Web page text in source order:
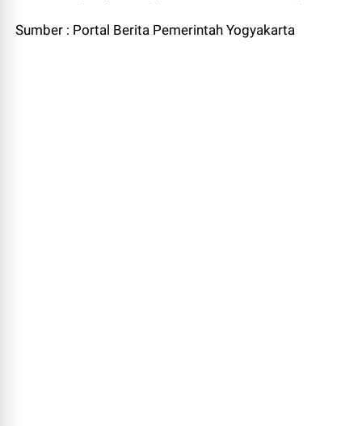
Sumber : Portal Berita Pemerintah Yogyakarta